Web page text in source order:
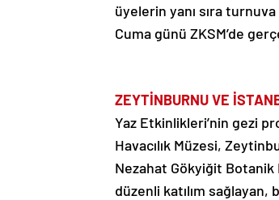
üyelerin yanı sıra
Cuma günü ZKSM’de
ZEYTİNBURNU VE
Yaz Etkinlikleri’nin gezi
Havacılık Müzesi,
Nezahat Gökyiğit Botanik
düzenli katılım